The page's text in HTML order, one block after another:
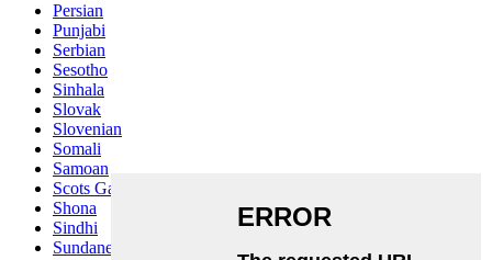
Persian
Punjabi
Serbian
Sesotho
Sinhala
Slovak
Slovenian
Somali
Samoan
Scots Gaelic
Shona
Sindhi
Sundanese